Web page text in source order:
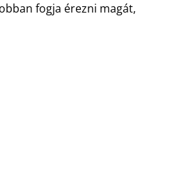
fogja érezni magát,